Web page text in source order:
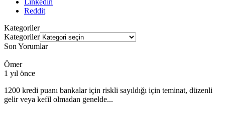
Linkedin
Reddit
Kategoriler
Kategoriler
Son Yorumlar
Ömer
1 yıl önce
1200 kredi puanı bankalar için riskli sayıldığı için teminat, düzenli
gelir veya kefil olmadan genelde...